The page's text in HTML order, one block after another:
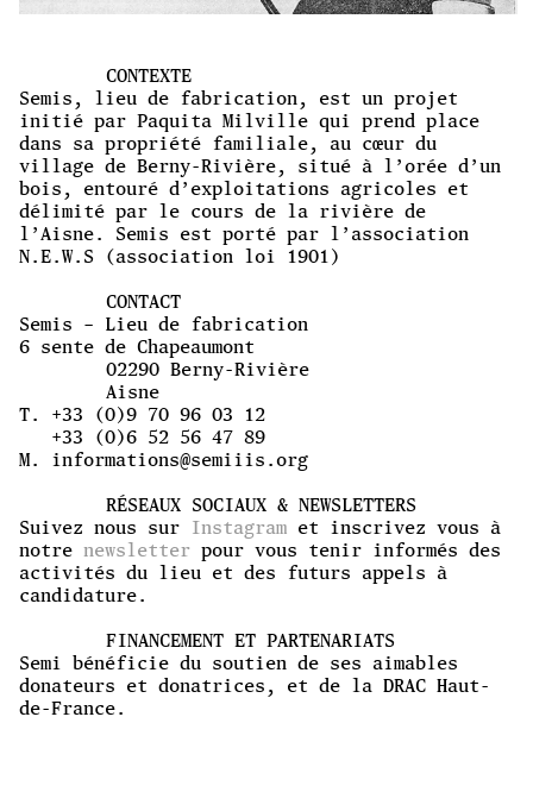
CONTEXTE
Semis, lieu de fabrication, est un projet
initié par Paquita Milville qui prend place
dans sa propriété familiale, au cœur du
village de Berny-Rivière, situé à l’orée d’un
bois, entouré d’exploitations agricoles et
délimité par le cours de la rivière de
l’Aisne. Semis est porté par l’association
N.E.W.S (association loi 1901)
CONTACT
Semis – Lieu de fabrication
6 sente de Chapeaumont
02290 Berny-Rivière
Aisne
T. +33 (0)9 70 96 03 12
+33 (0)6 52 56 47 89
M. informations@semiiis.org
RÉSEAUX SOCIAUX & NEWSLETTERS
Suivez nous sur Instagramet inscrivez vous à
notre newsletter pour vous tenir informés des
activités du lieu et des futurs appels à
candidature.
FINANCEMENT ET PARTENARIATS
Semi bénéficie du soutien de ses aimables
donateurs et donatrices, et de la DRAC Haut-
de-France.